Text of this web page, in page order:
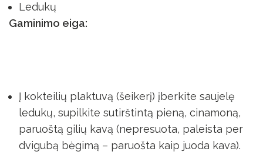
Ledukų
Gaminimo eiga:
Į kokteilių plaktuvą (šeikerį) įberkite saujelę
ledukų, supilkite sutirštintą pieną, cinamoną,
paruoštą gilių kavą (nepresuota, paleista per
dvigubą bėgimą – paruošta kaip juoda kava).